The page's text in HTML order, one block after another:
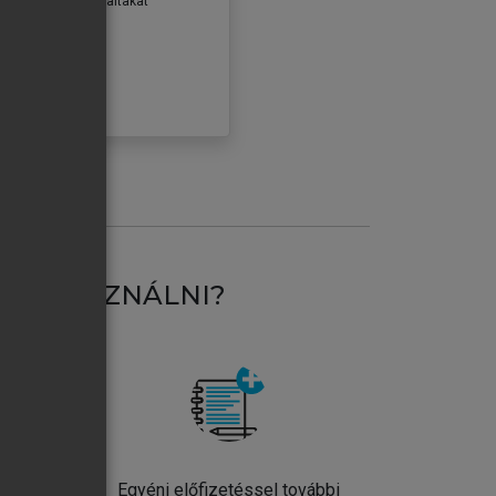
HASZNÁLNI?
Egyéni előfizetéssel további